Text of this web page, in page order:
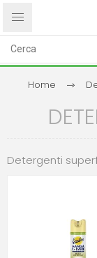
Home
Detergenti